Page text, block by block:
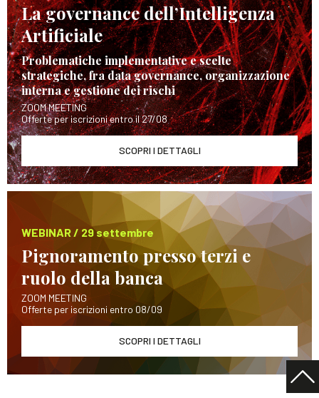
La governance dell’Intelligenza
Artificiale
Problematiche implementative e scelte
strategiche, fra data governance, organizzazione
interna e gestione dei rischi
ZOOM MEETING
Offerte per iscrizioni entro il 27/08
SCOPRI I DETTAGLI
WEBINAR / 29 settembre
Pignoramento presso terzi e
ruolo della banca
ZOOM MEETING
Offerte per iscrizioni entro 08/09
SCOPRI I DETTAGLI